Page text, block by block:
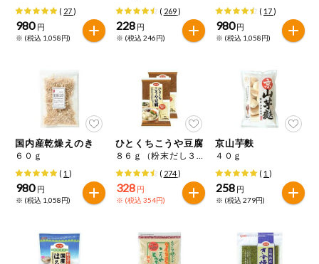
アプリのダウンロード
テキスト注文サイトを表示
お問い合わせ
ィケア
ベビー
衣料品
趣味・娯楽
ペット
先着限定企画
スマート・ワ
ン注文
( 27)
980 円
※ (税込 1,058円)
( 269)
228 円
※ (税込 246円)
( 17)
980円
※ (税込 1,058円)
国内産乾燥えのき
６０ｇ
( 1 )
980 円
※ (税込 1,058円)
ひとくちこうや豆腐
８６ｇ（粉末だし３０ｇ含む）×２
( 274)
328 円
※ (税込 354円)
京山芋麩
４０ｇ
( 1 )
258 円
※ (税込 279円)